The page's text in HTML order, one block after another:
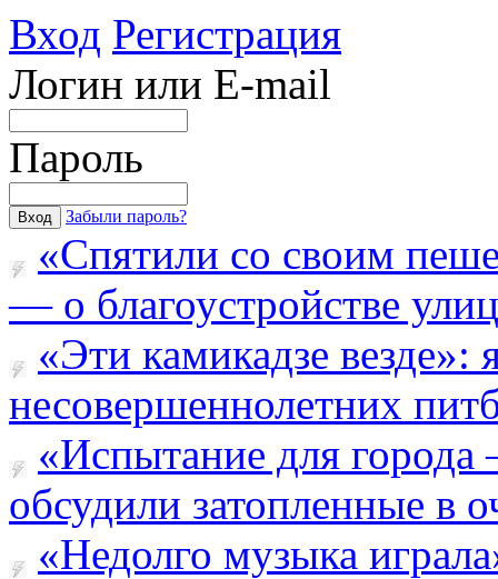
Вход Регистрация
Логин или E-mail
Пароль
Забыли пароль?
«Спятили со своим
— о благоустройстве
«Эти камикадзе везде»:
несовершеннолетних
«Испытание для
обсудили затопленные в
«Недолго музыка